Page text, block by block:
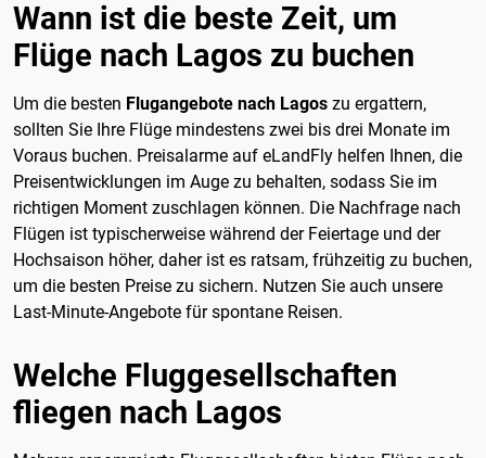
Wann ist die beste Zeit, um
Flüge nach Lagos zu buchen
Um die besten Flugangebote nach Lagos zu ergattern,
sollten Sie Ihre Flüge mindestens zwei bis drei Monate im
Voraus buchen. Preisalarme auf eLandFly helfen Ihnen, die
Preisentwicklungen im Auge zu behalten, sodass Sie im
richtigen Moment zuschlagen können. Die Nachfrage nach
Flügen ist typischerweise während der Feiertage und der
Hochsaison höher, daher ist es ratsam, frühzeitig zu buchen,
um die besten Preise zu sichern. Nutzen Sie auch unsere
Last-Minute-Angebote für spontane Reisen.
Welche Fluggesellschaften
fliegen nach Lagos